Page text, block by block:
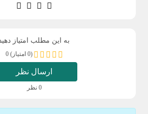
به این مطلب امتیاز دهید
(0 امتیاز) 0
0 نظر
ارسال نظر